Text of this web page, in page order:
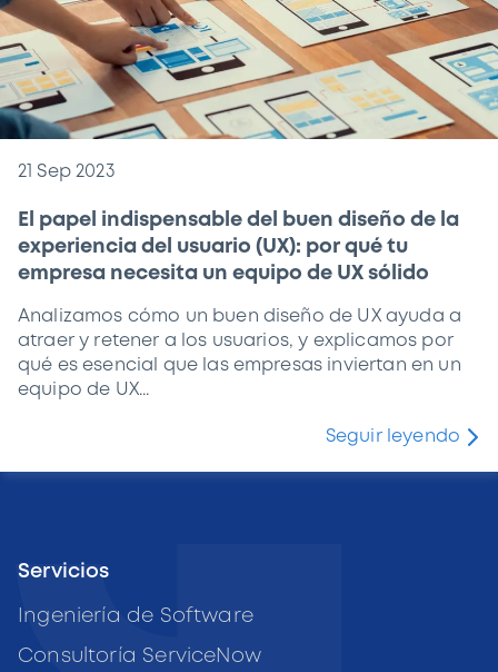
21 Sep 2023
El papel indispensable del buen diseño de la
experiencia del usuario (UX): por qué tu
empresa necesita un equipo de UX sólido
Analizamos cómo un buen diseño de UX ayuda a
atraer y retener a los usuarios, y explicamos por
qué es esencial que las empresas inviertan en un
equipo de UX...
Seguir leyendo
Servicios
Ingeniería de Software
Consultoría ServiceNow